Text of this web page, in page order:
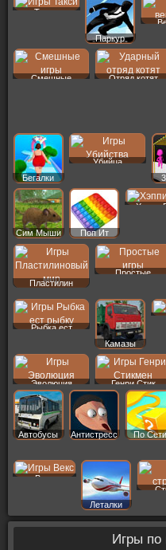
Такси
Паркур
Смешные
Отряд котят
Бегалки
Убийца
Сим Мыши Поп Ит
Хэппи
Пластилин
Простые
Рыбка ест
Камазы
Эволюция Генри Стик
Автобусы Антистресс По Сети
Векс
Леталки
Игры по